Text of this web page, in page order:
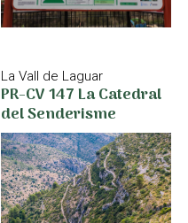
La Vall de Laguar
PR-CV 147 La Catedral
del Senderisme